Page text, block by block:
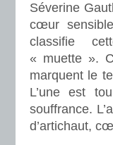
Séverine
cœur
classifie
« muette ».
marquent le
L’une est
souffrance.
d’artichaut,